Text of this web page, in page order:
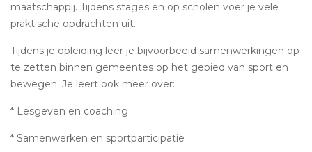
maatschappij. Tijdens stages en op scholen voer je vele
praktische opdrachten uit.
Tijdens je opleiding leer je bijvoorbeeld samenwerkingen op
te zetten binnen gemeentes op het gebied van sport en
bewegen. Je leert ook meer over:
* Lesgeven en coaching
* Samenwerken en sportparticipatie